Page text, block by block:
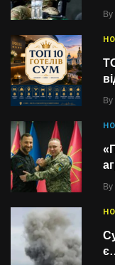
By
By
By